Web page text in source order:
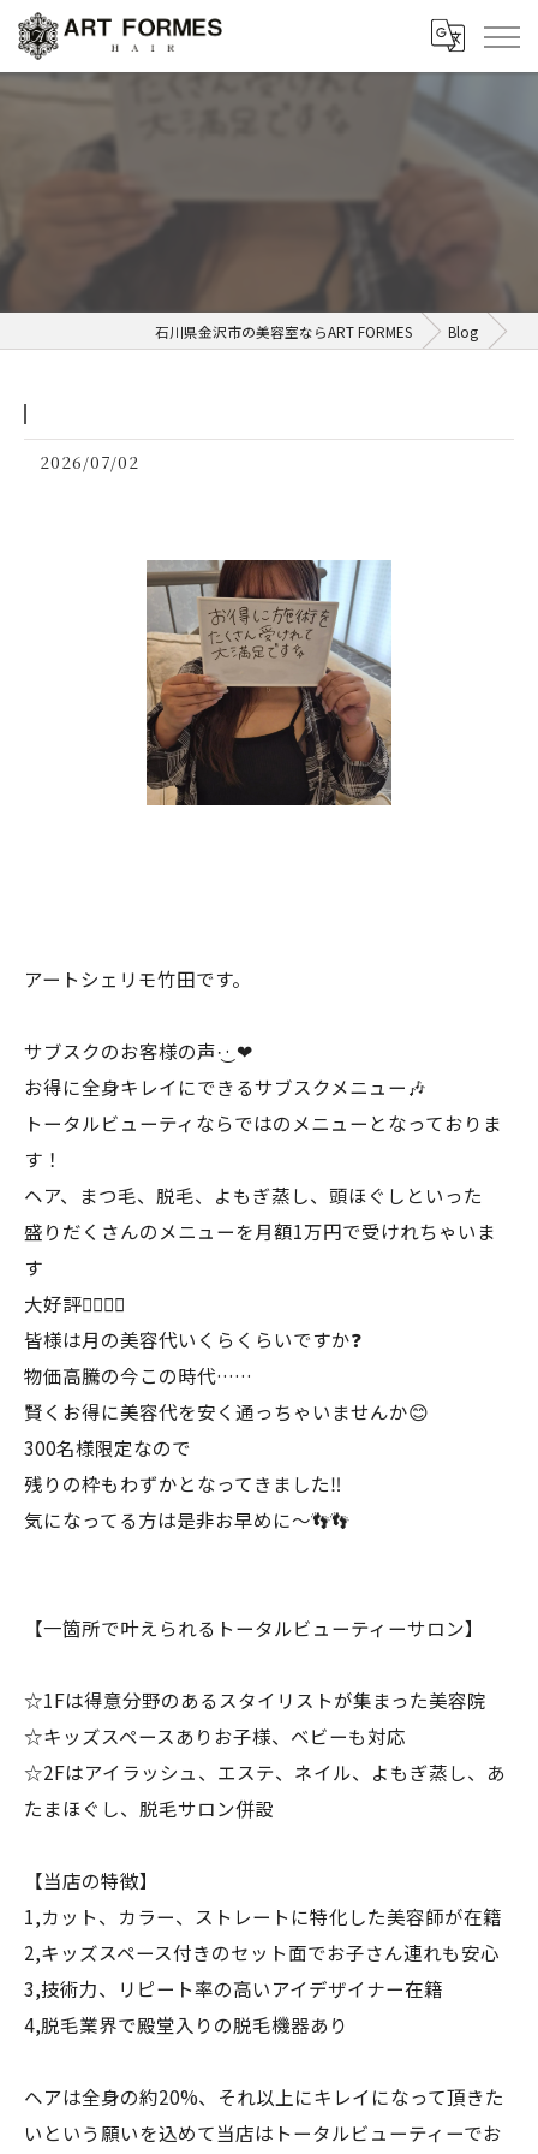
石川県金沢市の美容室ならART FORMES Blog
2026/07/02
⁡⁡アートシェリモ竹田です。⁡
⁡サブスクのお客様の声‪·͜· ❤︎‬⁡⁡⁡⁡
⁡お得に全身キレイにできるサブスクメニュー🎶⁡
⁡トータルビューティならではのメニューとなっておりま
す！⁡
⁡ヘア、まつ毛、脱毛、よもぎ蒸し、頭ほぐしといった⁡
⁡盛りだくさんのメニューを月額1万円で受けれちゃいま
す
大好評❤️‍🔥‪‪❤️‍🔥⁡
皆様は月の美容代いくらくらいですか❓⁡
⁡物価高騰の今この時代……⁡
賢くお得に美容代を安く通っちゃいませんか😊⁡
⁡300名様限定なので⁡
⁡残りの枠もわずかとなってきました‼️⁡⁡
⁡気になってる方は是非お早めに〜👣👣⁡
⁡⁡【一箇所で叶えられるトータルビューティーサロン】
☆1Fは得意分野のあるスタイリストが集まった美容院
☆キッズスペースありお子様、ベビーも対応
☆2Fはアイラッシュ、エステ、ネイル、よもぎ蒸し、あ
たまほぐし、脱毛サロン併設
【当店の特徴】
1,カット、カラー、ストレートに特化した美容師が在籍
2,キッズスペース付きのセット面でお子さん連れも安心
3,技術力、リピート率の高いアイデザイナー在籍
4,脱毛業界で殿堂入りの脱毛機器あり
ヘアは全身の約20%、それ以上にキレイになって頂きた
いという願いを込めて当店はトータルビューティーでお